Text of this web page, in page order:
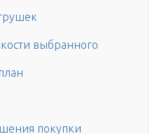
выбранного
покупки